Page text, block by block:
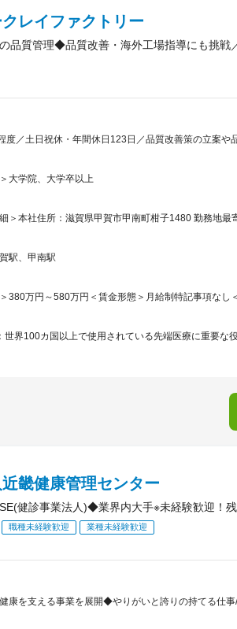
レイファクトリー
の品質管理◆品質改善・海外工場指導にも挑
度／土日祝休・年間休日123日／品質改善策の立案
大学院、大学卒以上
＞本社住所：滋賀県甲賀市甲南町柑子1480 勤務地
駅、甲南駅
380万円～580万円＜賃金形態＞月給制特記事項な
世界100カ国以上で使用されている先端医療に重要な
畿健康管理センター
SE(健診事業法人)◆業界内大手※未経験歓迎！
職種未経験歓迎 業種未経験歓迎
健康を支える事業を展開◆やりがいと誇りの持てる仕